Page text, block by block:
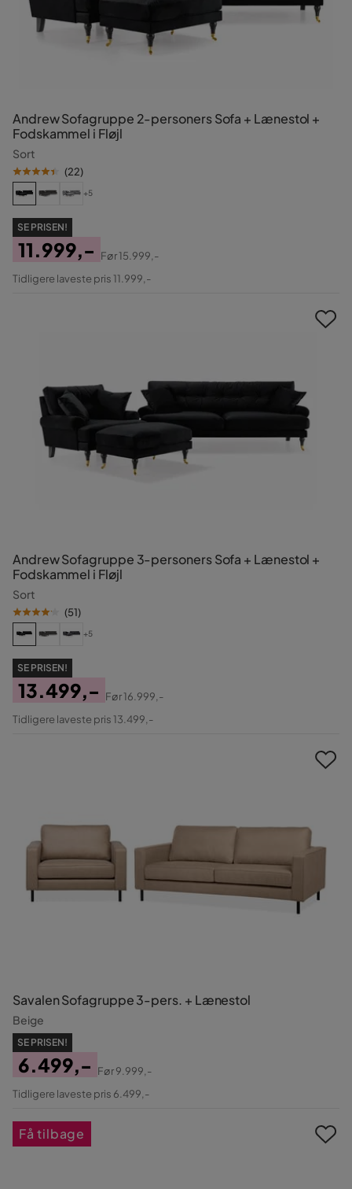
Andrew Sofagruppe 2-personers Sofa + Lænestol +
Fodskammel i Fløjl
Sort
(22)
+5
SE PRISEN!
Pris
11.999,-
Original
Før15.999,-
Tidligere laveste pris 11.999,-
Andrew Sofagruppe 3-personers Sofa + Lænestol +
Fodskammel i Fløjl
Sort
(51)
+5
SE PRISEN!
Pris
13.499,-
Original
Før16.999,-
Tidligere laveste pris 13.499,-
Savalen Sofagruppe 3-pers. + Lænestol
Beige
SE PRISEN!
Pris
6.499,-
Original
Før9.999,-
Tidligere laveste pris 6.499,-
Få tilbage